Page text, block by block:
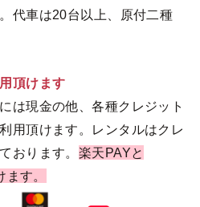
代車は20台以上、原付二種
頂けます
は現金の他、各種クレジット
用頂けます。レンタルはクレ
おります。 楽天PAYと
す。